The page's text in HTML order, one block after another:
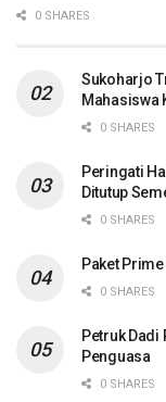
0 SHARES
Sukoharjo
Mahasiswa
0 SHARES
Peringati
Ditutup
0 SHARES
Paket
0 SHARES
Petruk Dadi
Penguasa
0 SHARES